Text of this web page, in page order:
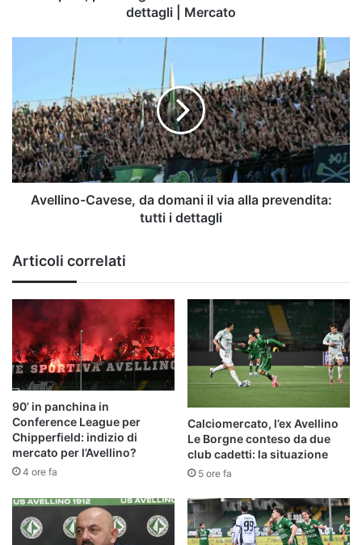
dettagli | Mercato
il
via
alla
prevendita:
tutti
Avellino-Cavese, da domani il via alla prevendita:
tutti i dettagli
Articoli correlati
90’ in panchina in
Conference League per
Chipperfield: indizio di
mercato per l’Avellino?
4 ore fa
Calciomercato, l’ex Avellino
Le Borgne conteso da due
club cadetti: la situazione
5 ore fa